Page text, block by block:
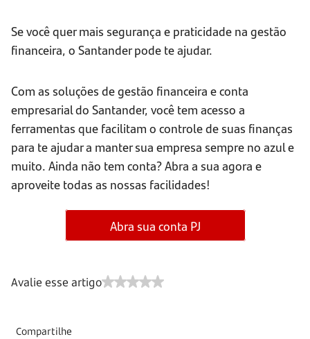
Se você quer mais segurança e praticidade na gestão
financeira, o Santander pode te ajudar.
Com as soluções de gestão financeira e conta
empresarial do Santander, você tem acesso a
ferramentas que facilitam o controle de suas finanças
para te ajudar a manter sua empresa sempre no azul e
muito. Ainda não tem conta? Abra a sua agora e
aproveite todas as nossas facilidades!
Abra sua conta PJ
Avalie esse artigo
Compartilhe